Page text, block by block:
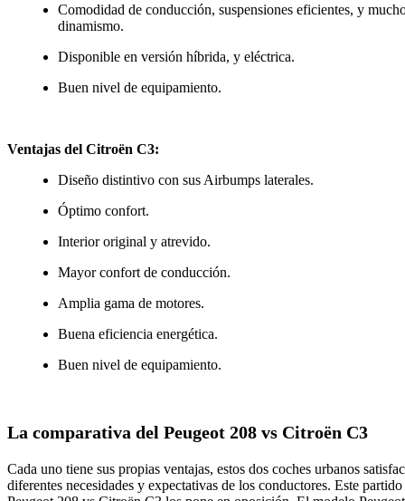
Comodidad de conducción, suspensiones eficientes, y
dinamismo.
Disponible en versión híbrida, y eléctrica.
Buen nivel de equipamiento.
Ventajas del Citroën C3:
Diseño distintivo con sus Airbumps laterales.
Óptimo confort.
Interior original y atrevido.
Mayor confort de conducción.
Amplia gama de motores.
Buena eficiencia energética.
Buen nivel de equipamiento.
La comparativa del Peugeot 208 vs Citroën C3
Cada uno tiene sus propias ventajas, estos dos coches urbanos
diferentes necesidades y expectativas de los conductores. Este partido